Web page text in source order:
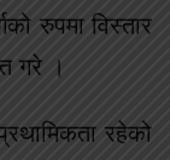
रुपमा विस्तार
गरे ।
रहेको